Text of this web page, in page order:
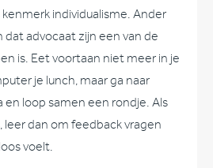
individualisme. Ander
advocaat zijn een van de
is. Eet voortaan niet meer in je
je lunch, maar ga naar
loop samen een rondje. Als
leer dan om feedback vragen
voelt.